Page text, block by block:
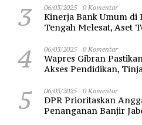
3 06/03/2025 0 Komentar
Kinerja Bank Umum di
Tengah Melesat, Aset
4 06/03/2025 0 Komentar
Wapres Gibran
Akses Pendidikan,
Nawawi Banten
5 06/03/2025 0 Komentar
DPR Prioritaskan
Penanganan Banjir